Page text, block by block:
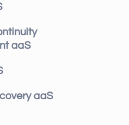
aaS
aaS